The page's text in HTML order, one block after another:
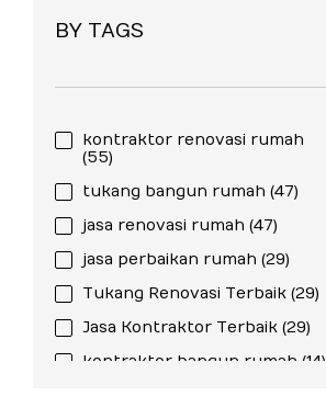
BY TAGS
kontraktor renovasi rumah
(55)
tukang bangun rumah (47)
jasa renovasi rumah (47)
jasa perbaikan rumah (29)
Tukang Renovasi Terbaik (29)
Jasa Kontraktor Terbaik (29)
kontraktor bangun rumah (14)